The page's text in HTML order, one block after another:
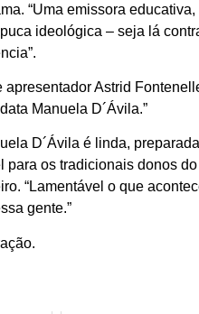
“Uma emissora
ideológica – seja lá
Astrid
Manuela D´Ávila.”
D´Ávila é linda,
os tradicionais donos
“Lamentável o que
gente.”